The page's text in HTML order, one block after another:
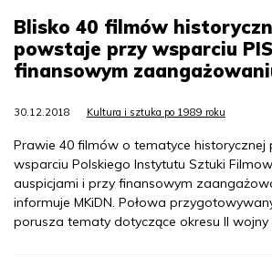
Blisko 40 filmów
powstaje przy wsparciu
finansowym
30.12.2018 Kultura i sztuka po 1989 roku
Prawie 40 filmów o tematyce historycznej
wsparciu Polskiego Instytutu Sztuki
auspicjami i przy finansowym
informuje MKiDN. Połowa
porusza tematy dotyczące okresu II